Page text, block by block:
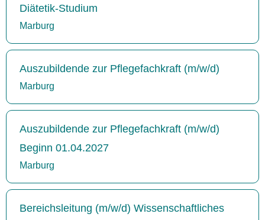
Diätetik-Studium
Marburg
Auszubildende zur Pflegefachkraft (m/w/d)
Marburg
Auszubildende zur Pflegefachkraft (m/w/d)
Beginn 01.04.2027
Marburg
Bereichsleitung (m/w/d) Wissenschaftliches